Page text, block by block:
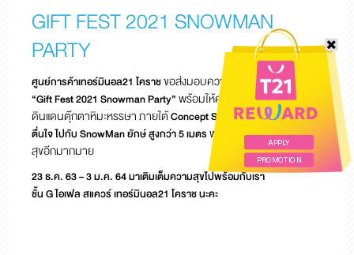
APPLY
PROMOTION
GIFT FEST 2021 SNOWMAN
PARTY
ศูนย์การค้าเทอร์มินอล21 โคราชขอส่งมอบความสุขส่งท้ายปี กับงาน
“Gift Fest 2021 Snowman Party”พร้อมให้คุณได้สัมผัสหิมะแรกใน
ดินแดนตุ๊กตาหิมะหรรษา ภายใต้Concept Snowman Party ตื่นตา
ตื่นใจ ไปกับ SnowMan ยักษ์ สูงกว่า 5 เมตรพร้อมทั้งกิจกรรมส่งความ
สุขอีกมากมาย
23 ธ.ค. 63 – 3 ม.ค. 64 มาเติมเต็มความสุขไปพร้อมกับเรา
ชั้น G ไอเฟล สแควร์ เทอร์มินอล21 โคราช นะคะ